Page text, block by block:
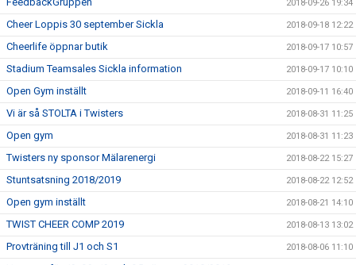
2018-09-26 19:34
Cheer Loppis 30 september Sickla 2018-09-18 12:22
Cheerlife öppnar butik 2018-09-17 10:57
Stadium Teamsales Sickla information 2018-09-17 10:10
Open Gym inställt 2018-09-11 16:40
Vi är så STOLTA i Twisters 2018-08-31 11:25
Open gym 2018-08-31 11:23
Twisters ny sponsor Mälarenergi 2018-08-22 15:27
Stuntsatsning 2018/2019 2018-08-22 12:52
Open gym inställt 2018-08-21 14:10
TWIST CHEER COMP 2019 2018-08-13 13:02
Provträning till J1 och S1 2018-08-06 11:10